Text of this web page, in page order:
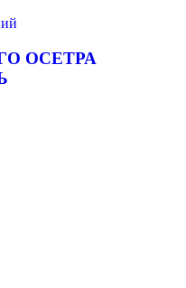
ОСЕТРА